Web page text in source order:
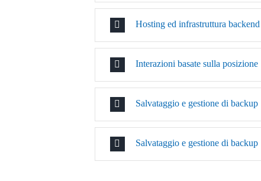
Hosting ed infrastruttura backend
Interazioni basate sulla posizione
Salvataggio e gestione di backup
Salvataggio e gestione di backup